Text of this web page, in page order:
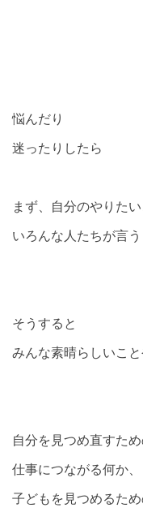
悩んだり
迷ったりしたら
まず、自分のやりた
いろんな人たちが言う
そうすると
みんな素晴らしいこ
自分を見つめ直すため
仕事につながる何か、
子どもを見つめるため